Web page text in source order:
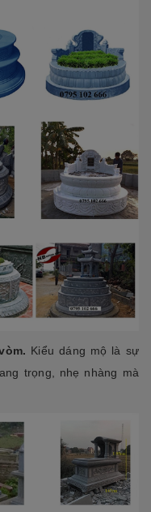
Kiểu dáng mộ là sự
trọng, nhẹ nhàng mà